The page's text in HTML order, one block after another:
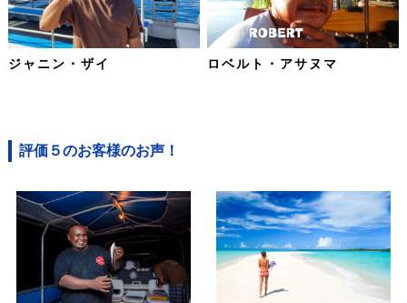
ジャニン・ザイ ロベルト・アサヌマ
評価５のお客様のお声！